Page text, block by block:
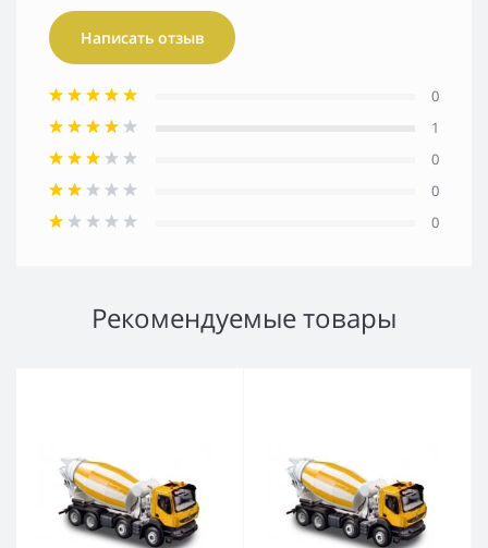
Написать отзыв
0
1
0
0
0
Рекомендуемые товары